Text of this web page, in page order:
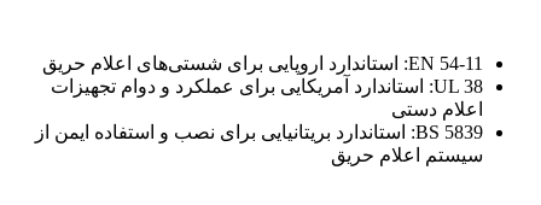
EN 54-11: استاندارد اروپایی برای شستی‌های اعلام حریق
UL 38: استاندارد آمریکایی برای عملکرد و دوام تجهیزات
اعلام دستی
BS 5839: استاندارد بریتانیایی برای نصب و استفاده ایمن از
سیستم اعلام حریق